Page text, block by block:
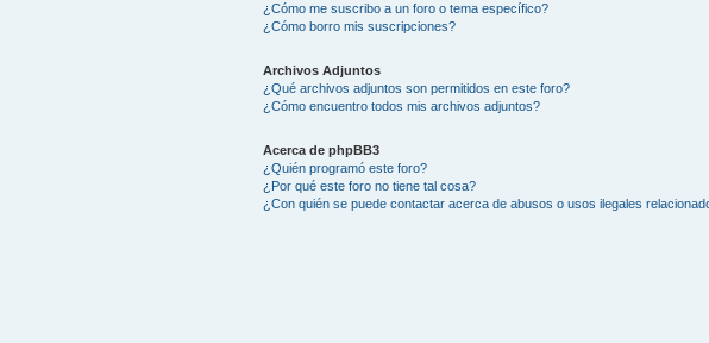
¿Cómo me suscribo a un foro o tema específico?
¿Cómo borro mis suscripciones?
Archivos Adjuntos
¿Qué archivos adjuntos son permitidos en este foro?
¿Cómo encuentro todos mis archivos adjuntos?
Acerca de phpBB3
¿Quién programó este foro?
¿Por qué este foro no tiene tal cosa?
¿Con quién se puede contactar acerca de abusos o usos ilegales